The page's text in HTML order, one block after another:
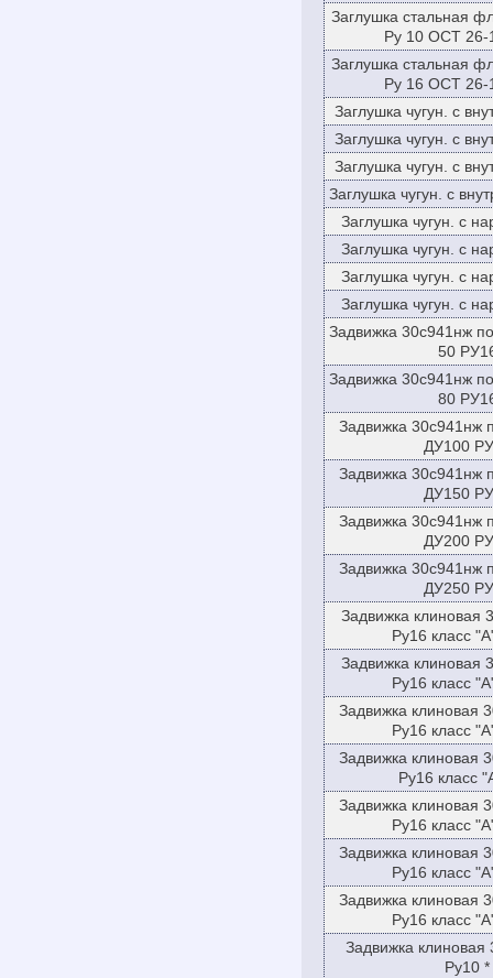
Заглушка стальная
Ру 10 ОСТ 26-
Заглушка стальная
Ру 16 ОСТ 26-
Заглушка чугун. с
Заглушка чугун. с
Заглушка чугун. с
Заглушка чугун. с
Заглушка чугун. с
Заглушка чугун. с
Заглушка чугун. с
Заглушка чугун. с
Задвижка 30с941нж
50
Задвижка 30с941нж
80
Задвижка 30с941нж
ДУ100
Задвижка 30с941нж
ДУ150
Задвижка 30с941нж
ДУ200
Задвижка 30с941нж
ДУ250
Задвижка клиновая
Ру16 класс
Задвижка клиновая
Ру16 класс
Задвижка клиновая
Ру16 класс
Задвижка клиновая
Ру16 класс
Задвижка клиновая
Ру16 класс
Задвижка клиновая
Ру16 класс
Задвижка клиновая
Ру16 класс
Задвижка клиновая
Ру10 *